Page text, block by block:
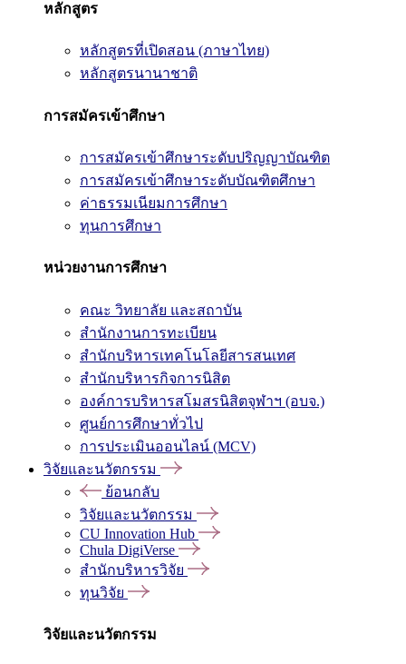
หลักสูตร
หลักสูตรที่เปิดสอน (ภาษาไทย)
หลักสูตรนานาชาติ
การสมัครเข้าศึกษา
การสมัครเข้าศึกษาระดับปริญญาบัณฑิต
การสมัครเข้าศึกษาระดับบัณฑิตศึกษา
ค่าธรรมเนียมการศึกษา
ทุนการศึกษา
หน่วยงานการศึกษา
คณะ วิทยาลัย และสถาบัน
สำนักงานการทะเบียน
สำนักบริหารเทคโนโลยีสารสนเทศ
สำนักบริหารกิจการนิสิต
องค์การบริหารสโมสรนิสิตจุฬาฯ (อบจ.)
ศูนย์การศึกษาทั่วไป
การประเมินออนไลน์ (MCV)
วิจัยและนวัตกรรม
ย้อนกลับ
วิจัยและนวัตกรรม
CU Innovation Hub
Chula DigiVerse
สำนักบริหารวิจัย
ทุนวิจัย
วิจัยและนวัตกรรม